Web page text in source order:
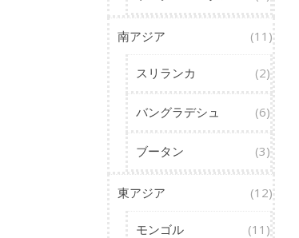
南アジア (11)
スリランカ (2)
バングラデシュ (6)
ブータン (3)
東アジア (12)
モンゴル (11)